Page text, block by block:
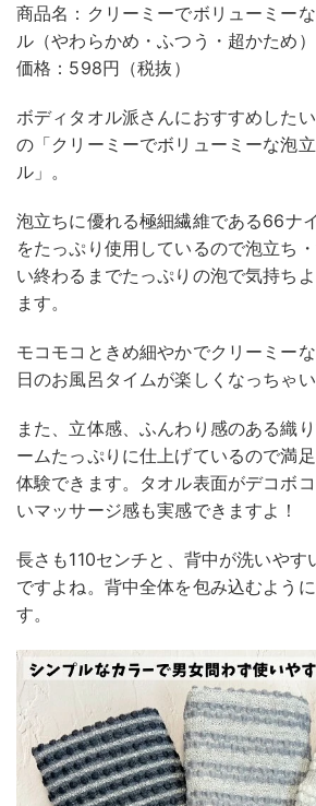
商品名：クリーミーでボリューミー
ル（やわらかめ・ふつう・超かため）
価格：598円（税抜）
ボディタオル派さんにおすすめした
の「クリーミーでボリューミーな泡
ル」。
泡立ちに優れる極細繊維である66ナ
をたっぷり使用しているので泡立ち
い終わるまでたっぷりの泡で気持ち
ます。
モコモコときめ細やかでクリーミー
日のお風呂タイムが楽しくなっちゃ
また、立体感、ふんわり感のある織
ームたっぷりに仕上げているので満
体験できます。タオル表面がデコボ
いマッサージ感も実感できますよ！
長さも110センチと、背中が洗いやす
ですよね。背中全体を包み込むよう
す。